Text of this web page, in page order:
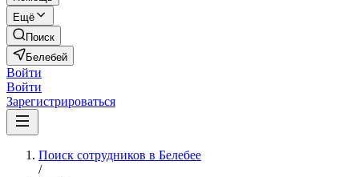
Ещё
Поиск
Белебей
Войти
Войти
Зарегистрироваться
Поиск сотрудников в Белебее
/